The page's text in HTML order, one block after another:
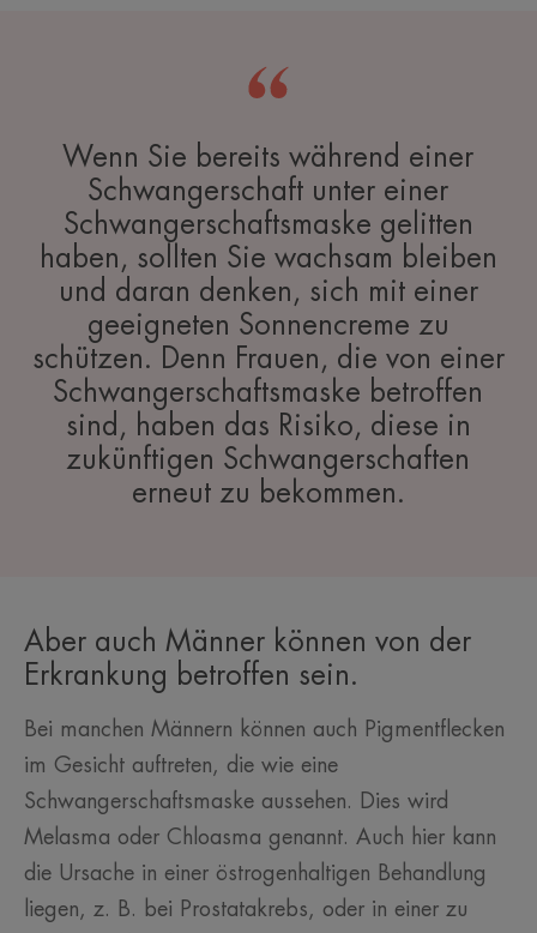
Wenn Sie bereits während einer
Schwangerschaft unter einer
Schwangerschaftsmaske gelitten
haben, sollten Sie wachsam bleiben
und daran denken, sich mit einer
geeigneten Sonnencreme zu
schützen. Denn Frauen, die von einer
Schwangerschaftsmaske betroffen
sind, haben das Risiko, diese in
zukünftigen Schwangerschaften
erneut zu bekommen.
Aber auch Männer können von der
Erkrankung betroffen sein.
Bei manchen Männern können auch Pigmentflecken
im Gesicht auftreten, die wie eine
Schwangerschaftsmaske aussehen. Dies wird
Melasma oder Chloasma genannt. Auch hier kann
die Ursache in einer östrogenhaltigen Behandlung
liegen, z. B. bei Prostatakrebs, oder in einer zu